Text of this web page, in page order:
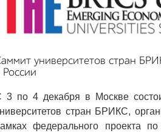
университетов стран
России
3 по 4 декабря в Москве
стран БРИКС,
федерального проекта